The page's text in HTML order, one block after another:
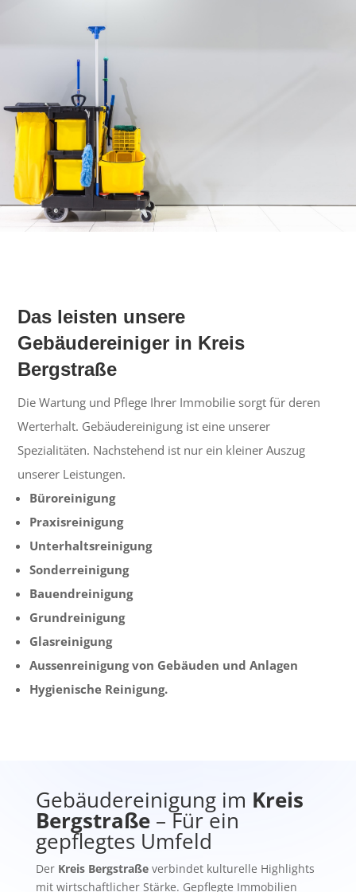
Das leisten unsere
Gebäudereiniger in Kreis
Bergstraße
Die Wartung und Pflege Ihrer Immobilie sorgt für deren
Werterhalt. Gebäudereinigung ist eine unserer
Spezialitäten. Nachstehend ist nur ein kleiner Auszug
unserer Leistungen.
Büroreinigung
Praxisreinigung
Unterhaltsreinigung
Sonderreinigung
Bauendreinigung
Grundreinigung
Glasreinigung
Aussenreinigung von Gebäuden und Anlagen
Hygienische Reinigung.
Gebäudereinigung im Kreis
Bergstraße– Für ein
gepflegtes Umfeld
Der Kreis Bergstraßeverbindet kulturelle Highlights
mit wirtschaftlicher Stärke. Gepflegte Immobilien